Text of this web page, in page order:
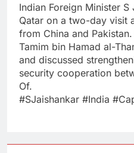
Indian Foreign Minister
Qatar on a two-day visit
from China and
Tamim bin Hamad al-
and discussed
security cooperation
Of.
#SJaishankar #India